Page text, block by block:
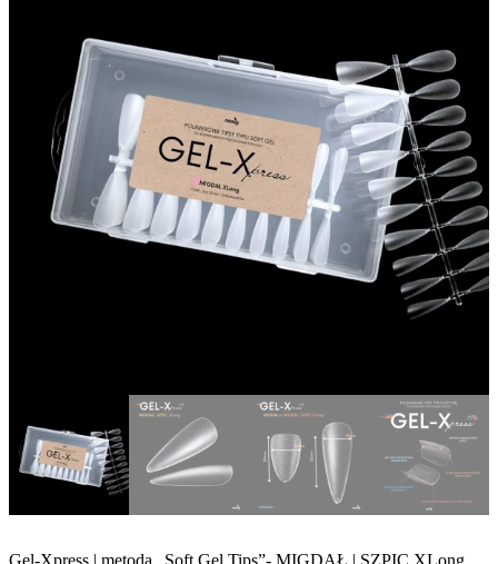
Gel-Xpress | metoda „Soft Gel Tips”- MIGDAŁ | SZPIC XLong